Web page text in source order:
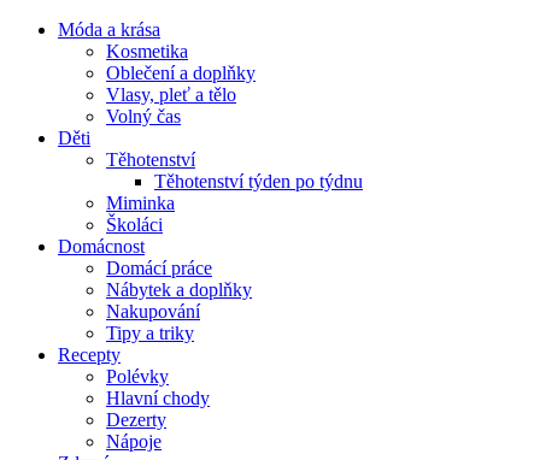
Móda a krása
Kosmetika
Oblečení a doplňky
Vlasy, pleť a tělo
Volný čas
Děti
Těhotenství
Těhotenství týden po týdnu
Miminka
Školáci
Domácnost
Domácí práce
Nábytek a doplňky
Nakupování
Tipy a triky
Recepty
Polévky
Hlavní chody
Dezerty
Nápoje